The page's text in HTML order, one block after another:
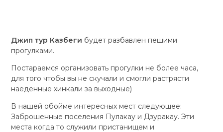
Джип тур Казбеги будет разбавлен пешими
прогулками.
Постараемся организовать прогулки не более часа,
для того чтобы вы не скучали и смогли растрясти
наеденные хинкали за выходные)
В нашей обойме интересных мест следующее:
Заброшенные поселения Пулакау и Дзуракау. Эти
места когда то служили пристанищем и